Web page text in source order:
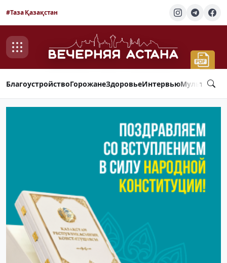
#Таза Қазақстан
БлагоустройствоГорожанеЗдоровьеИнтервью